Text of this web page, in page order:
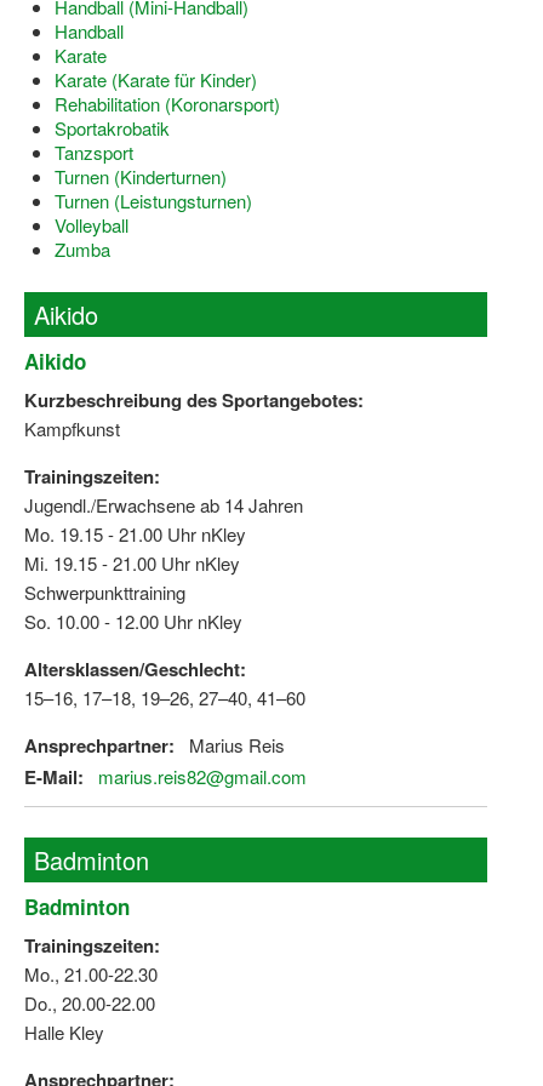
Dortmund lernt Schwimmen
Mädchen in Mannschaftssportarten
Bewegungszwerge
Bewegungskindergarten
Mini-Sportabzeichen
Sportgutschein 4.0
SportartCheck
Sport im Ganztag
Sport vor Ort
NRW bewegt seine KINDER!
Bewegt zu Hause
Bewegt ÄLTER werden in NRW!
Aktionen zu "Bewegt Älter werden" / "Bewegt gesund
Bewegungsmodel
Gymnastik und Entspannung für Frauen
Koronarsport
Seniorensport
Wassergymnastik / Aqua-Step
Reha-Sportangebote in NRW suchen
Handball (Mini-Handball)
Handball
Karate
Karate (Karate für Kinder)
Rehabilitation (Koronarsport)
Sportakrobatik
Tanzsport
Turnen (Kinderturnen)
Turnen (Leistungsturnen)
Volleyball
Zumba
Aikido
Aikido
Kurzbeschreibung des Sportangebotes:
Kampfkunst
Trainingszeiten:
Jugendl./Erwachsene ab 14 Jahren
Mo. 19.15 - 21.00 Uhr nKley
Mi. 19.15 - 21.00 Uhr nKley
Schwerpunkttraining
So. 10.00 - 12.00 Uhr nKley
Altersklassen/Geschlecht:
15–16, 17–18, 19–26, 27–40, 41–60
Ansprechpartner: Marius Reis
E-Mail: marius.reis82@gmail.com
Badminton
Badminton
Trainingszeiten:
Mo., 21.00-22.30
Do., 20.00-22.00
Halle Kley
Ansprechpartner: